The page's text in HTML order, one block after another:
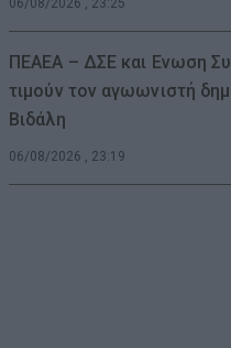
06/08/2026 , 23:25
ΠΕΑΕΑ – ΔΣΕ και Ενωση
τιμούν τον αγωωνιστή
Βιδάλη
06/08/2026 , 23:19